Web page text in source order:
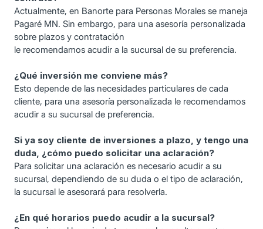
Actualmente, en Banorte para Personas Morales se maneja
Pagaré MN. Sin embargo, para una asesoría personalizada
sobre plazos y contratación
le recomendamos acudir a la sucursal de su preferencia.
¿Qué inversión me conviene más?
Esto depende de las necesidades particulares de cada
cliente, para una asesoría personalizada le recomendamos
acudir a su sucursal de preferencia.
Si ya soy cliente de inversiones a plazo, y tengo una
duda, ¿cómo puedo solicitar una aclaración?
Para solicitar una aclaración es necesario acudir a su
sucursal, dependiendo de su duda o el tipo de aclaración,
la sucursal le asesorará para resolverla.
¿En qué horarios puedo acudir a la sucursal?